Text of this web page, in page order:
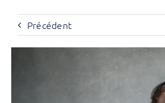
Précédent